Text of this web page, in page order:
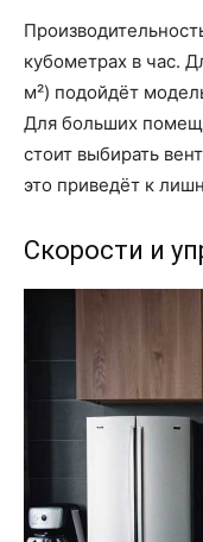
кубометрах в час.
м²) подойдёт
Для больших
стоит выбирать
это приведёт к
Скорости и